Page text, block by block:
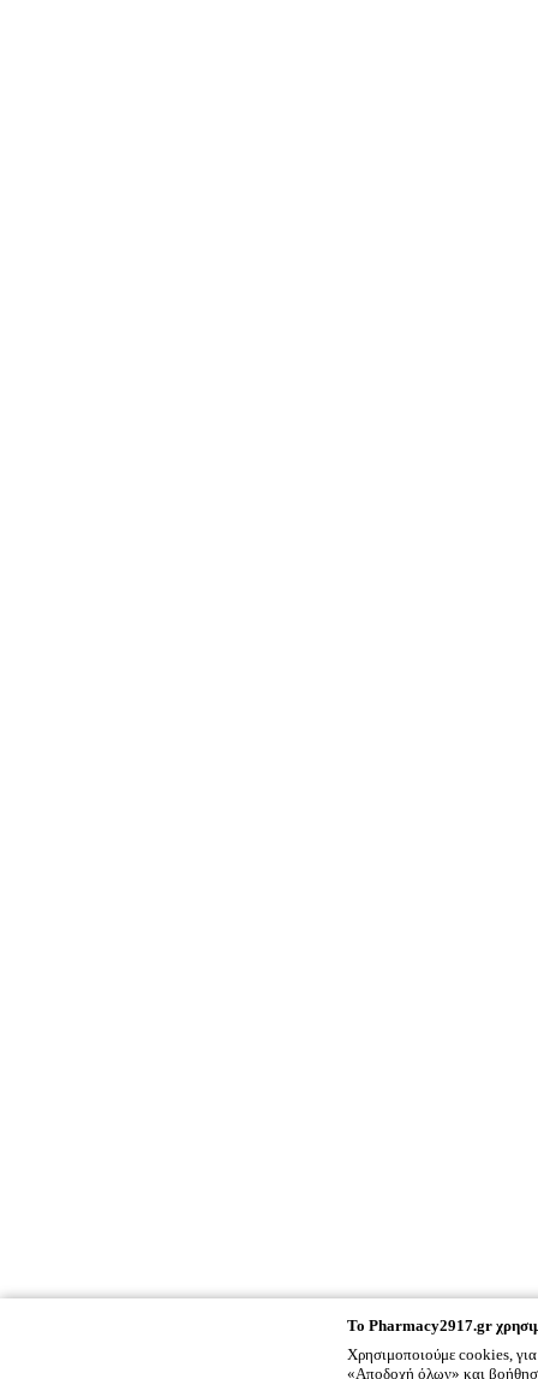
To Pharmacy2917.gr
Χρησιμοποιούμε cookies,
«Αποδοχή όλων» και